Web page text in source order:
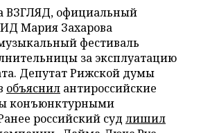
ВЗГЛЯД, официальный
Мария Захарова
фестиваль
за эксплуатацию
Депутат Рижской думы
объяснил антироссийские
конъюнктурными
российский суд лишил